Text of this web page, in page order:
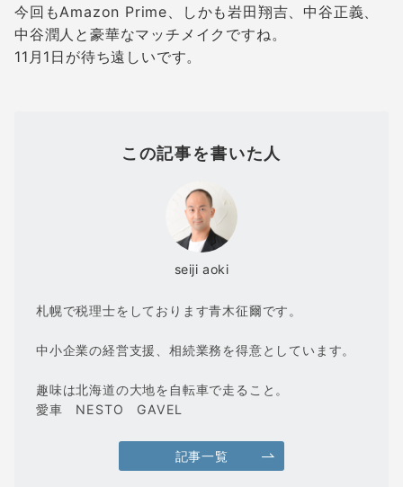
今回もAmazon Prime、しかも岩田翔吉、中谷正義、
中谷潤人と豪華なマッチメイクですね。
11月1日が待ち遠しいです。
この記事を書いた人
seiji aoki
札幌で税理士をしております青木征爾です。
中小企業の経営支援、相続業務を得意としています。
趣味は北海道の大地を自転車で走ること。
愛車 NESTO GAVEL
記事一覧